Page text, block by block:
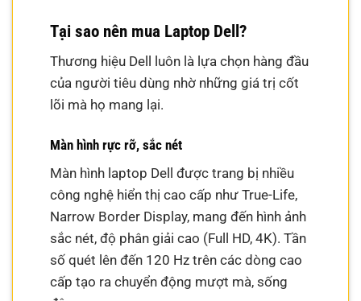
Tại sao nên mua Laptop Dell?
Thương hiệu Dell luôn là lựa chọn hàng đầu
của người tiêu dùng nhờ những giá trị cốt
lõi mà họ mang lại.
Màn hình rực rỡ, sắc nét
Màn hình laptop Dell được trang bị nhiều
công nghệ hiển thị cao cấp như True-Life,
Narrow Border Display, mang đến hình ảnh
sắc nét, độ phân giải cao (Full HD, 4K). Tần
số quét lên đến 120 Hz trên các dòng cao
cấp tạo ra chuyển động mượt mà, sống